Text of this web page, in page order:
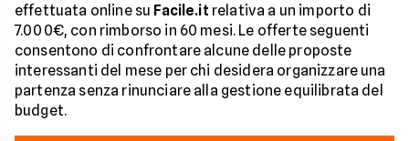
effettuata online su Facile.it relativa a un importo di
7.000€, con rimborso in 60 mesi. Le offerte seguenti
consentono di confrontare alcune delle proposte
interessanti del mese per chi desidera organizzare una
partenza senza rinunciare alla gestione equilibrata del
budget.